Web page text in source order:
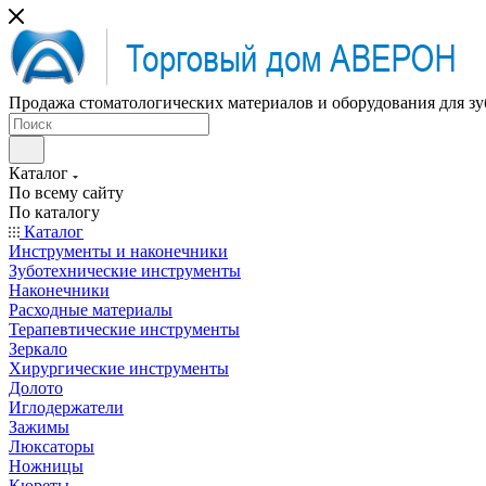
Продажа стоматологических материалов и оборудования для
Каталог
По всему сайту
По каталогу
Каталог
Инструменты и наконечники
Зуботехнические инструменты
Наконечники
Расходные материалы
Терапевтические инструменты
Зеркало
Хирургические инструменты
Долото
Иглодержатели
Зажимы
Люксаторы
Ножницы